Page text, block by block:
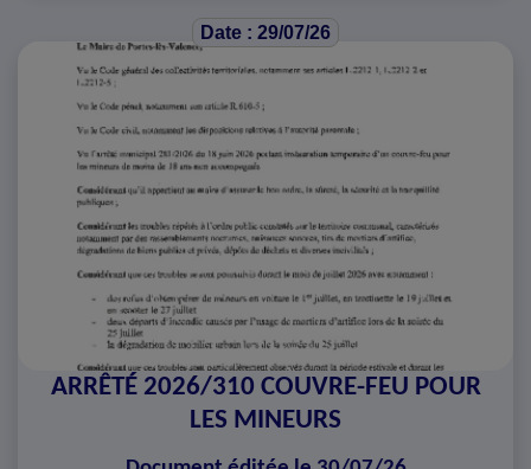
Date : 29/07/26
ARRÊTÉ 2026/310 COUVRE-FEU POUR
LES MINEURS